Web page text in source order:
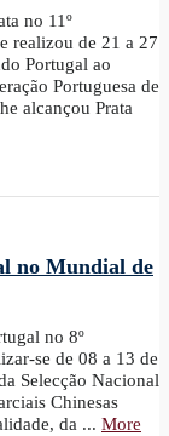
no 11º
realizou de 21 a 27
Portugal ao
Portuguesa de
alcançou Prata
no Mundial de
no 8º
se de 08 a 13 de
Selecção Nacional
Chinesas
da ... More